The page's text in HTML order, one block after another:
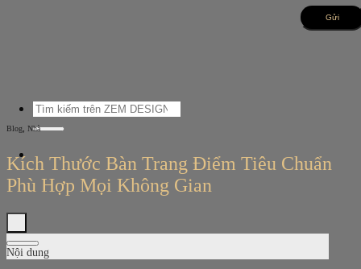
Tìm
kiếm:
Blog Nhà
Kích Thước Bàn Trang Điểm Tiêu Chuẩn
Phù Hợp Mọi Không Gian
Nội dung